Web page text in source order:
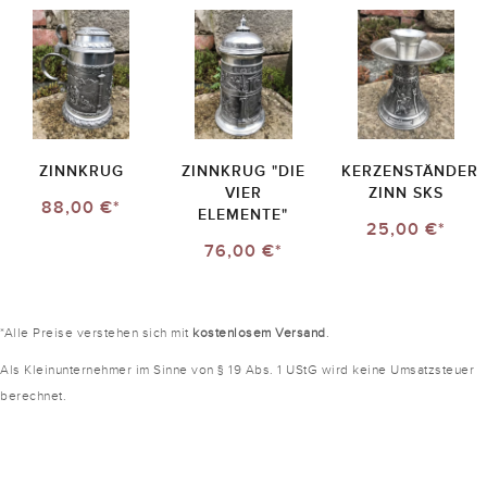
ZINNKRUG
88,00 €*
ZINNKRUG "DIE
VIER
ELEMENTE"
76,00 €*
KERZENSTÄNDER
ZINN SKS
25,00 €*
*Alle Preise verstehen sich mit kostenlosem Versand.
Als Kleinunternehmer im Sinne von § 19 Abs. 1 UStG wird keine Umsatzsteuer
berechnet.